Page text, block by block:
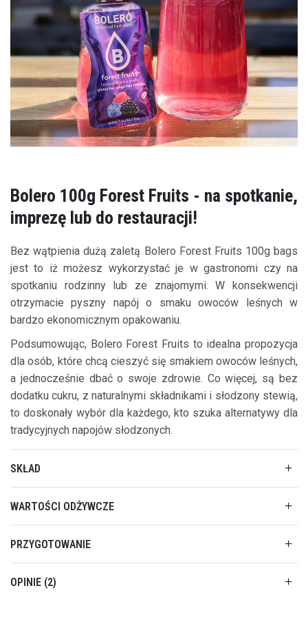
Bolero 100g Forest Fruits - na spotkanie,
imprezę lub do restauracji!
Bez wątpienia dużą zaletą Bolero Forest Fruits 100g bags
jest to iż możesz wykorzystać je w gastronomi czy na
spotkaniu rodzinny lub ze znajomymi. W konsekwencji
otrzymacie pyszny napój o smaku owoców leśnych w
bardzo ekonomicznym opakowaniu.
Podsumowując, Bolero Forest Fruits to idealna propozycja
dla osób, które chcą cieszyć się smakiem owoców leśnych,
a jednocześnie dbać o swoje zdrowie. Co więcej, są bez
dodatku cukru, z naturalnymi składnikami i słodzony stewią,
to doskonały wybór dla każdego, kto szuka alternatywy dla
tradycyjnych napojów słodzonych.
SKŁAD
WARTOŚCI ODŻYWCZE
PRZYGOTOWANIE
OPINIE 2